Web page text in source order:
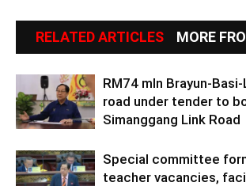
RELATED ARTICLES MORE
RM74 mln Brayun-
road under tender to
Simanggang Link Road
Special committee
teacher vacancies,